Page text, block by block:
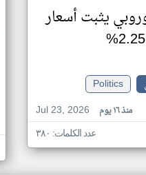
يثبت أسعار
Politics
Jul 23, 2026
منذ ١٦ يوم
عدد الكلمات: ٣٨٠